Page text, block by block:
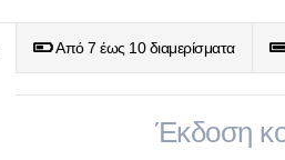
Από 7 έως 10 διαμερίσματα
Έκδοση